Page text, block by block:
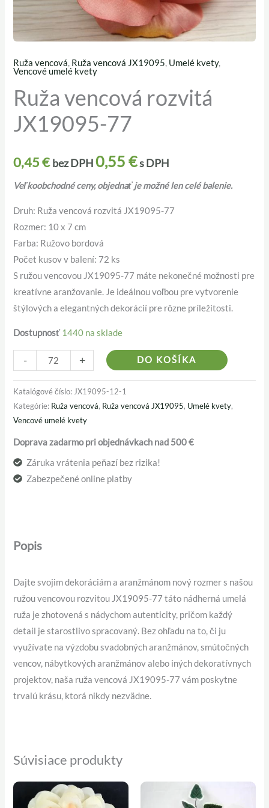
Ruža vencová, Ruža vencová JX19095, Umelé kvety,
Vencové umelé kvety
Ruža vencová rozvitá
JX19095-77
0,45€ bez DPH0,55€s DPH
Veľkoobchodné ceny, objednať je možné len celé balenie.
Druh: Ruža vencová rozvitá JX19095-77
Rozmer: 10 x 7 cm
Farba: Ružovo bordová
Počet kusov v balení: 72 ks
S ružou vencovou JX19095-77 máte nekonečné možnosti pre
kreatívne aranžovanie. Je ideálnou voľbou pre vytvorenie
štýlových a elegantných dekorácií pre rôzne príležitosti.
Dostupnosť 1440 na sklade
-
množstvo
vencová
rozvitá
JX19095-
+ DO KOŠÍKA
Katalógové číslo: JX19095-12-1
Kategórie: Ruža vencová, Ruža vencová JX19095, Umelé kvety,
Vencové umelé kvety
Doprava zadarmo pri objednávkach nad 500 €
Záruka vrátenia peňazí bez rizika!
Zabezpečené online platby
Popis
Dajte svojim dekoráciám a aranžmánom nový rozmer s našou
ružou vencovou rozvitou JX19095-77 táto nádherná umelá
ruža je zhotovená s nádychom autenticity, pričom každý
detail je starostlivo spracovaný. Bez ohľadu na to, či ju
využívate na výzdobu svadobných aranžmánov, smútočných
vencov, nábytkových aranžmánov alebo iných dekoratívnych
projektov, naša ruža vencová JX19095-77 vám poskytne
trvalú krásu, ktorá nikdy nezvädne.
Súvisiace produkty